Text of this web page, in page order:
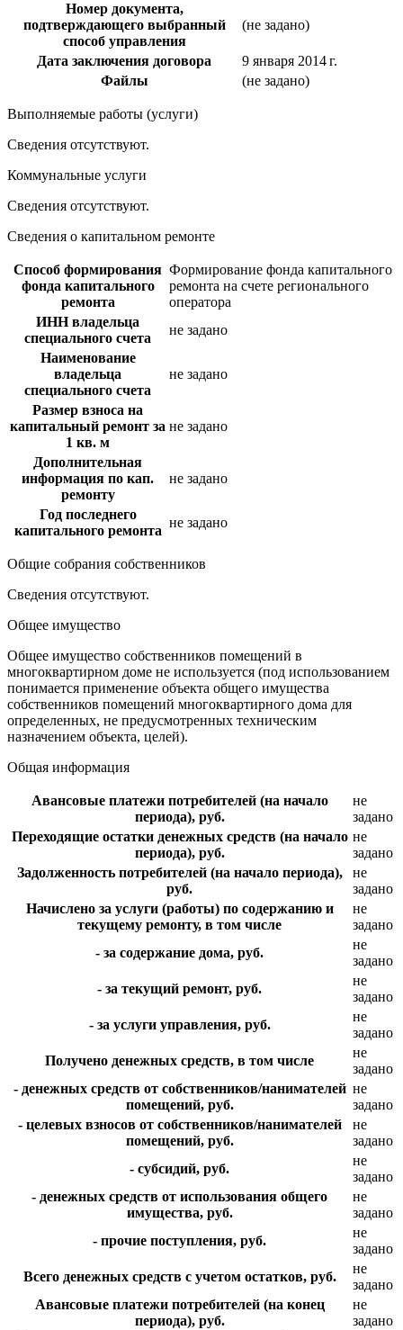
Номер документа,
подтверждающего выбранный
способ управления
(не задано)
Дата заключения договора
9 января 2014 г.
Файлы
(не задано)
Выполняемые работы (услуги)
Сведения отсутствуют.
Коммунальные услуги
Сведения отсутствуют.
Сведения о капитальном ремонте
Способ формирования
фонда капитального
ремонта
Формирование фонда капитального
ремонта на счете регионального
оператора
ИНН владельца
специального счета
не задано
Наименование
владельца
специального счета
не задано
Размер взноса на
капитальный ремонт за
1 кв. м
не задано
Дополнительная
информация по кап.
ремонту
не задано
Год последнего
капитального ремонта
не задано
Общие собрания собственников
Сведения отсутствуют.
Общее имущество
Общее имущество собственников помещений в
многоквартирном доме не используется (под использованием
понимается применение объекта общего имущества
собственников помещений многоквартирного дома для
определенных, не предусмотренных техническим
назначением объекта, целей).
Общая информация
Авансовые платежи потребителей (на начало
периода), руб.
не
задано
Переходящие остатки денежных средств (на начало
периода), руб.
не
задано
Задолженность потребителей (на начало периода),
руб.
не
задано
Начислено за услуги (работы) по содержанию и
текущему ремонту, в том числе
не
задано
- за содержание дома, руб.
не
задано
- за текущий ремонт, руб.
не
задано
- за услуги управления, руб.
не
задано
Получено денежных средств, в том числе
не
задано
- денежных средств от собственников/нанимателей
помещений, руб.
не
задано
- целевых взносов от собственников/нанимателей
помещений, руб.
не
задано
- субсидий, руб.
не
задано
- денежных средств от использования общего
имущества, руб.
не
задано
- прочие поступления, руб.
не
задано
Всего денежных средств с учетом остатков, руб.
не
задано
Авансовые платежи потребителей (на конец
периода), руб.
не
задано